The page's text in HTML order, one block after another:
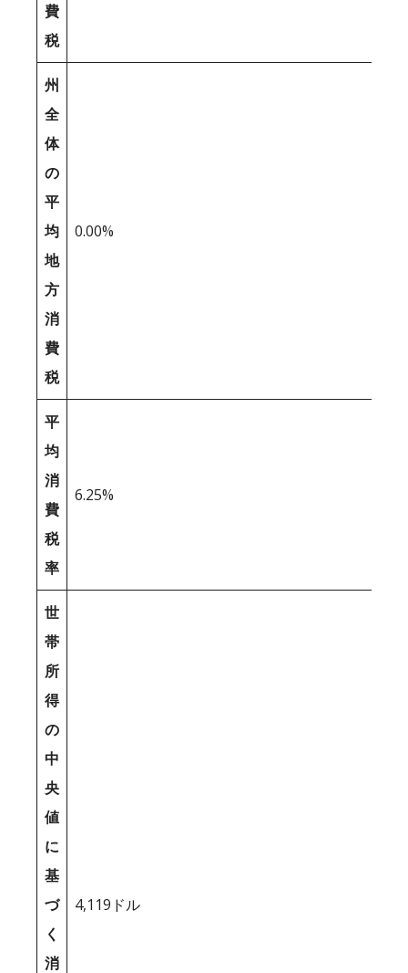
費
税
州
全
体
の
平
均
地
方
消
費
税
0.00%
平
均
消
費
税
率
6.25%
世
帯
所
得
の
中
央
値
に
基
づ
く
消
4,119ドル